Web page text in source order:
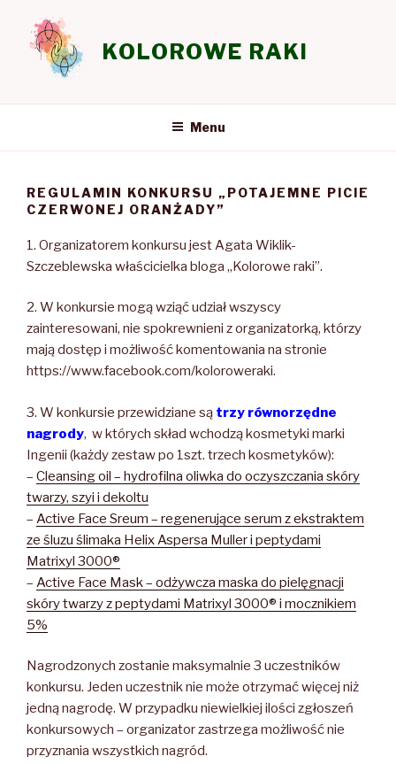
treści
KOLOROWE RAKI
Menu
REGULAMIN KONKURSU „POTAJEMNE PICIE
CZERWONEJ ORANŻADY”
1. Organizatorem konkursu jest Agata Wiklik-
Szczeblewska właścicielka bloga „Kolorowe raki”.
2. W konkursie mogą wziąć udział wszyscy
zainteresowani, nie spokrewnieni z organizatorką, którzy
mają dostęp i możliwość komentowania na stronie
https://www.facebook.com/koloroweraki.
3. W konkursie przewidziane są trzy równorzędne
nagrody, w których skład wchodzą kosmetyki marki
Ingenii (każdy zestaw po 1szt. trzech kosmetyków):
– Cleansing oil – hydrofilna oliwka do oczyszczania skóry
twarzy, szyi i dekoltu
– Active Face Sreum – regenerujące serum z ekstraktem
ze śluzu ślimaka Helix Aspersa Muller i peptydami
Matrixyl 3000®
– Active Face Mask – odżywcza maska do pielęgnacji
skóry twarzy z peptydami Matrixyl 3000® i mocznikiem
5%
Nagrodzonych zostanie maksymalnie 3 uczestników
konkursu. Jeden uczestnik nie może otrzymać więcej niż
jedną nagrodę. W przypadku niewielkiej ilości zgłoszeń
konkursowych – organizator zastrzega możliwość nie
przyznania wszystkich nagród.